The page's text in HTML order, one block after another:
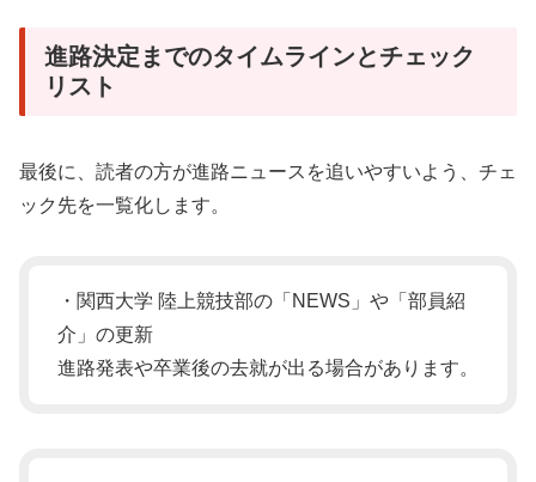
進路決定までのタイムラインとチェック
リスト
最後に、読者の方が進路ニュースを追いやすいよう、チェ
ック先を一覧化します。
・関西大学 陸上競技部の「NEWS」や「部員紹
介」の更新
進路発表や卒業後の去就が出る場合があります。